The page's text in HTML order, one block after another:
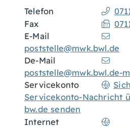
Telefon
Fax
E-Mail
poststelle@mwk.bwl.de
De-Mail
poststelle@mwk.bwl.de-
Servicekonto
Servicekonto-Nachricht
bw.de senden
Internet